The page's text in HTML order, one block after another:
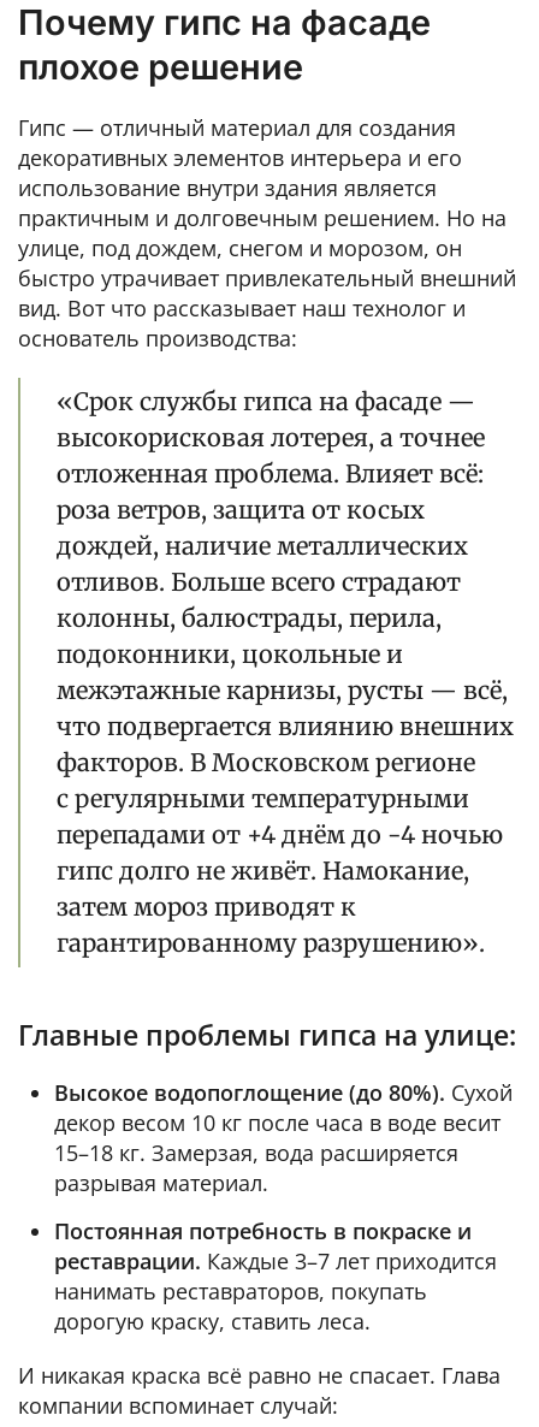
Почему гипс на фасаде
плохое решение
Гипс — отличный материал для создания
декоративных элементов интерьера и его
использование внутри здания является
практичным и долговечным решением. Но на
улице, под дождем, снегом и морозом, он
быстро утрачивает привлекательный внешний
вид. Вот что рассказывает наш технолог и
основатель производства:
«Срок службы гипса на фасаде —
высокорисковая лотерея, а точнее
отложенная проблема. Влияет всё:
роза ветров, защита от косых
дождей, наличие металлических
отливов. Больше всего страдают
колонны, балюстрады, перила,
подоконники, цокольные и
межэтажные карнизы, русты — всё,
что подвергается влиянию внешних
факторов. В Московском регионе
с регулярными температурными
перепадами от +4 днём до -4 ночью
гипс долго не живёт. Намокание,
затем мороз приводят к
гарантированному разрушению».
Главные проблемы гипса на улице:
Высокое водопоглощение (до 80%). Сухой
декор весом 10 кг после часа в воде весит
15–18 кг. Замерзая, вода расширяется
разрывая материал.
Постоянная потребность в покраске и
реставрации. Каждые 3–7 лет приходится
нанимать реставраторов, покупать
дорогую краску, ставить леса.
И никакая краска всё равно не спасает. Глава
компании вспоминает случай: